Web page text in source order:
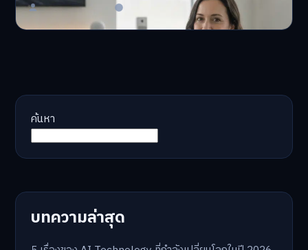
Master Bussiness 23 มิถุนายน 2026
ค้นหา
บทความล่าสุด